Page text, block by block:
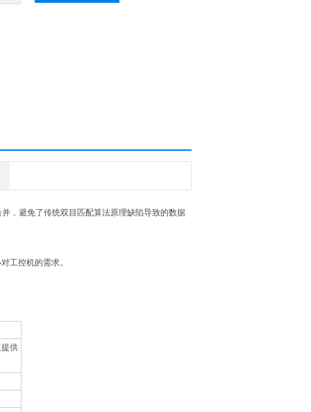
，避免了传统双目匹配算法原理缺陷导致的数据
工控机的需求。
供